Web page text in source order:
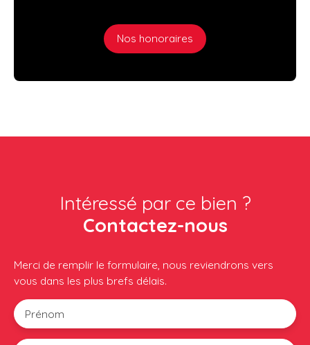
Nos honoraires
Intéressé par ce bien ?
Contactez-nous
Merci de remplir le formulaire, nous reviendrons vers
vous dans les plus brefs délais.
Prénom